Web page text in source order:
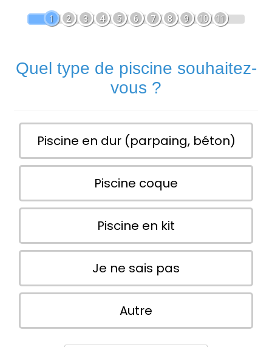
1 2 3 4 5 6 7 8 9 10 11
Quel type de piscine souhaitez-
vous ?
Piscine en dur (parpaing, béton)
Piscine coque
Piscine en kit
Je ne sais pas
Autre